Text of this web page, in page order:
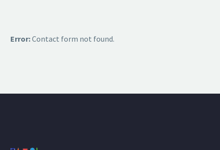
Error:Contact form not found.